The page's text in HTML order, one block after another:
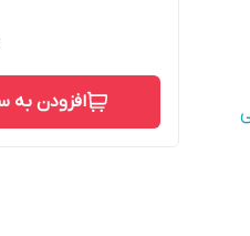
افزودن به